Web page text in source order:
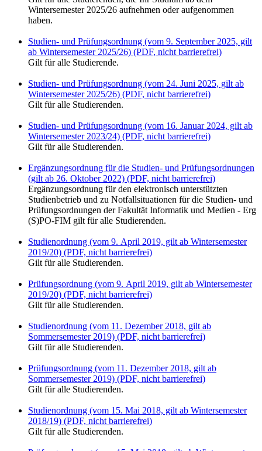
Wintersemester 2025/26 aufnehmen oder aufgenommen
haben.
Studien- und Prüfungsordnung (vom 9. September 2025, gilt
ab Wintersemester 2025/26) (PDF, nicht barrierefrei)
Gilt für alle Studierende.
Studien- und Prüfungsordnung (vom 24. Juni 2025, gilt ab
Wintersemester 2025/26) (PDF, nicht barrierefrei)
Gilt für alle Studierenden.
Studien- und Prüfungsordnung (vom 16. Januar 2024, gilt ab
Wintersemester 2023/24) (PDF, nicht barrierefrei)
Gilt für alle Studierenden.
Ergänzungsordnung für die Studien- und Prüfungsordnungen
(gilt ab 26. Oktober 2022) (PDF, nicht barrierefrei)
Ergänzungsordnung für den elektronisch unterstützten
Studienbetrieb und zu Notfallsituationen für die Studien- und
Prüfungsordnungen der Fakultät Informatik und Medien - Erg
(S)PO-FIM gilt für alle Studierenden.
Studienordnung (vom 9. April 2019, gilt ab Wintersemester
2019/20) (PDF, nicht barrierefrei)
Gilt für alle Studierenden.
Prüfungsordnung (vom 9. April 2019, gilt ab Wintersemester
2019/20) (PDF, nicht barrierefrei)
Gilt für alle Studierenden.
Studienordnung (vom 11. Dezember 2018, gilt ab
Sommersemester 2019) (PDF, nicht barrierefrei)
Gilt für alle Studierenden.
Prüfungsordnung (vom 11. Dezember 2018, gilt ab
Sommersemester 2019) (PDF, nicht barrierefrei)
Gilt für alle Studierenden.
Studienordnung (vom 15. Mai 2018, gilt ab Wintersemester
2018/19) (PDF, nicht barrierefrei)
Gilt für alle Studierenden.